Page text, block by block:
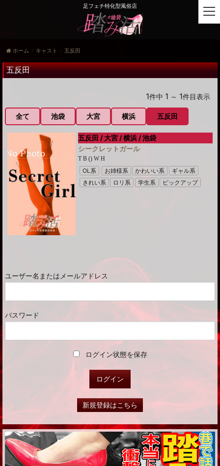
足フェチ特化型風俗店
ホーム キャスト 五反田
五反田
1件中 1 ～ 1件目表示
全て 池袋 大宮 横浜 五反田
五反田 / 大宮 / 横浜 / 池袋
シークレットガール
T B () W H
OL系 お姉様系 かわいい系
ギャル系
きれい系
ロリ系 学生系 ピックアップ
ユーザー名またはメールアドレス
パスワード
ログイン状態を保存
新規登録はこちら
t
o
e
v
t
i